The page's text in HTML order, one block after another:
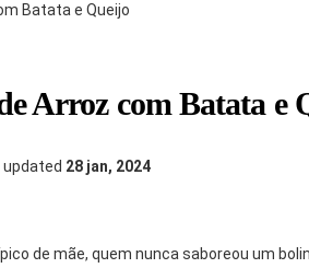
Batata e Queijo
Arroz com Batata e
updated 28 jan, 2024
de mãe, quem nunca saboreou um